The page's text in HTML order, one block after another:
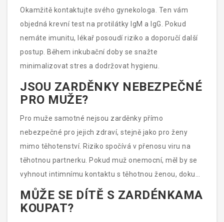
Okamžitě kontaktujte svého gynekologa. Ten vám
objedná krevní test na protilátky IgM a IgG. Pokud
nemáte imunitu, lékař posoudí riziko a doporučí další
postup. Během inkubační doby se snažte
minimalizovat stres a dodržovat hygienu.
JSOU ZARDĚNKY NEBEZPEČNÉ
PRO MUŽE?
Pro muže samotné nejsou zarděnky přímo
nebezpečné pro jejich zdraví, stejně jako pro ženy
mimo těhotenství. Riziko spočívá v přenosu viru na
těhotnou partnerku. Pokud muž onemocní, měl by se
vyhnout intimnímu kontaktu s těhotnou ženou, dokud
není nakažlivost vyloučena.
MŮŽE SE DÍTĚ S ZARDÉNKAMA
KOUPAT?